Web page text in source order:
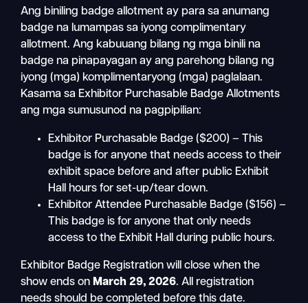
Ang biniling badge allotment ay para sa anumang
badge na lumampas sa iyong complimentary
allotment. Ang kabuuang bilang ng mga binili na
badge na pinapayagan ay ang parehong bilang ng
iyong (mga) komplimentaryong (mga) paglalaan.
Kasama sa Exhibitor Purchasable Badge Allotments
ang mga sumusunod na pagpipilian:
Exhibitor Purchasable Badge ($200) – This
badge is for anyone that needs access to their
exhibit space before and after public Exhibit
Hall hours for set-up/tear down.
Exhibitor Attendee Purchasable Badge ($156) –
This badge is for anyone that only needs
access to the Exhibit Hall during public hours.
Exhibitor Badge Registration will close when the
show ends on March 29, 2026. All registration
needs should be completed before this date.